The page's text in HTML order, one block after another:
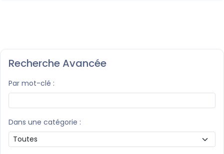
Recherche Avancée
Par mot-clé :
Dans une catégorie :